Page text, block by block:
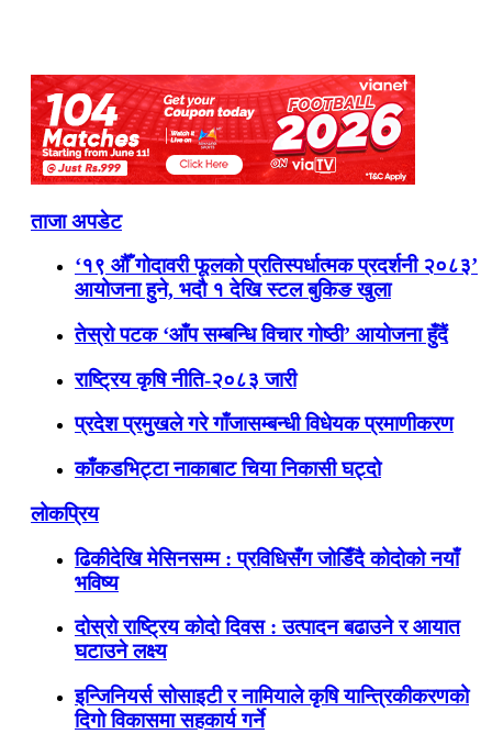
ताजा अपडेट
‘१९ औँ गोदावरी फूलको प्रतिस्पर्धात्मक प्रदर्शनी २०८३’
आयोजना हुने, भदौ १ देखि स्टल बुकिङ खुला
तेस्रो पटक ‘आँप सम्बन्धि विचार गोष्ठी’ आयोजना हुँदैं
राष्ट्रिय कृषि नीति-२०८३ जारी
प्रदेश प्रमुखले गरे गाँजासम्बन्धी विधेयक प्रमाणीकरण
काँकडभिट्टा नाकाबाट चिया निकासी घट्दो
लोकप्रिय
ढिकीदेखि मेसिनसम्म : प्रविधिसँग जोडिँदै कोदोको नयाँ
भविष्य
दोस्रो राष्ट्रिय कोदो दिवस : उत्पादन बढाउने र आयात
घटाउने लक्ष्य
इन्जिनियर्स सोसाइटी र नामियाले कृषि यान्त्रिकीकरणको
दिगो विकासमा सहकार्य गर्ने